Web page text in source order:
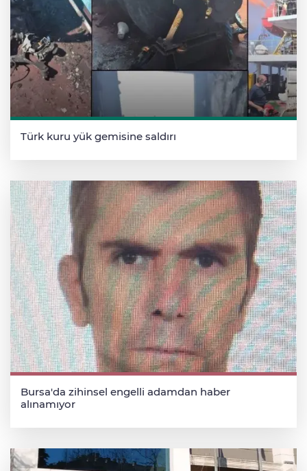
Türk kuru yük gemisine saldırı
Bursa'da zihinsel engelli adamdan haber
alınamıyor